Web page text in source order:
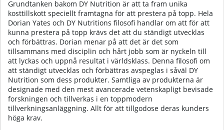
Grundtanken bakom DY Nutrition är att ta fram unika
kosttillskott speciellt framtagna för att prestera på topp. Hela
Dorian Yates och DY Nutritions filosofi handlar om att för att
kunna prestera på topp krävs det att du ständigt utvecklas
och förbättras. Dorian menar på att det är det som
tillsammans med disciplin och hårt jobb som är nyckeln till
att lyckas och uppnå resultat i världsklass. Denna filosofi om
att ständigt utvecklas och förbättras avspeglas i såväl DY
Nutrition som dess produkter. Samtliga av produkterna är
designade med den mest avancerade vetenskapligt bevisade
forskningen och tillverkas i en toppmodern
tillverkningsanläggning. Allt för att tillgodose deras kunders
höga krav.